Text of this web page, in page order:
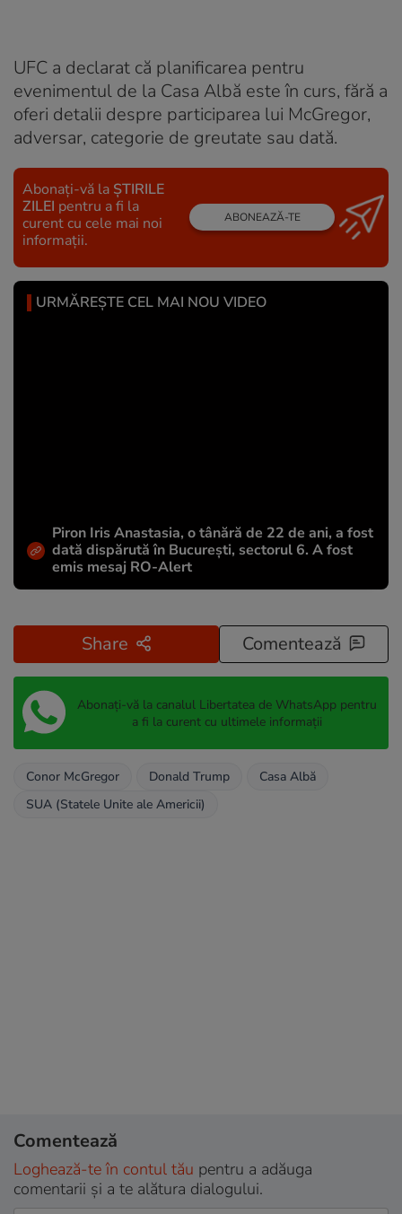
UFC a declarat că planificarea pentru
evenimentul de la Casa Albă este în curs, fără a
oferi detalii despre participarea lui McGregor,
adversar, categorie de greutate sau dată.
Abonați-vă la ȘTIRILE
ZILEI pentru a fi la
curent cu cele mai noi
informații.
ABONEAZĂ-TE
URMĂREȘTE CEL MAI NOU VIDEO
Piron Iris Anastasia, o tânără de 22 de ani, a fost
dată dispărută în București, sectorul 6. A fost
emis mesaj RO-Alert
Share Comentează
Abonați-vă la canalul Libertatea de WhatsApp pentru
a fi la curent cu ultimele informații
Conor McGregor Donald Trump
Casa Albă
SUA (Statele Unite ale Americii)
Comentează
Loghează-te în contul tău pentru a adăuga
comentarii și a te alătura dialogului.